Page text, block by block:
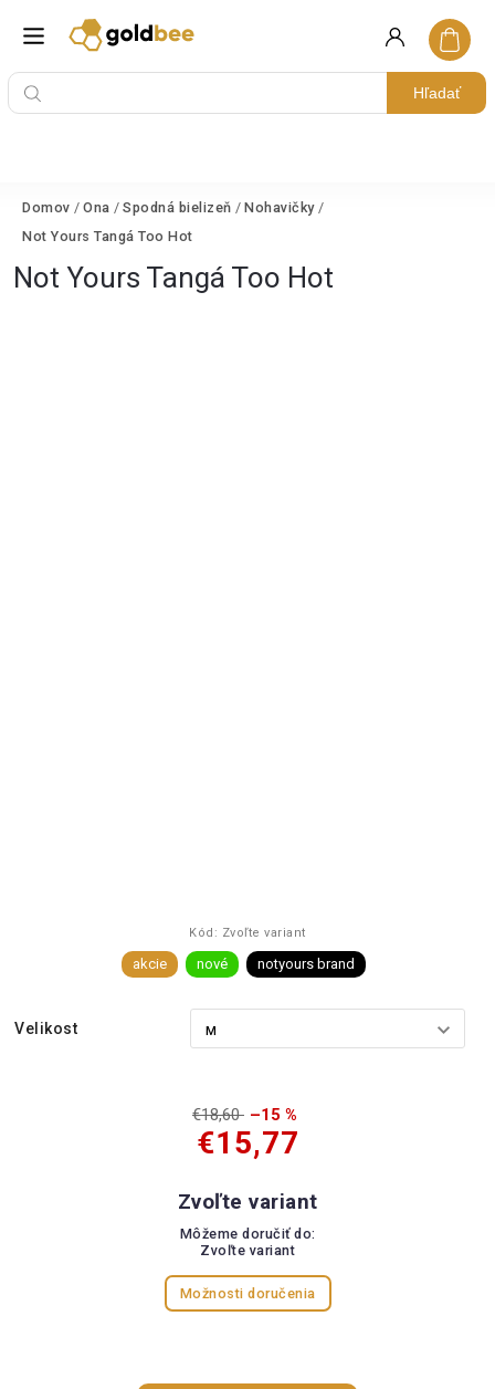
Hľadať
Domov / Ona / Spodná bielizeň / Nohavičky /
Not Yours Tangá Too Hot
Not Yours Tangá Too Hot
Kód: Zvoľte variant
akcie nové notyours brand
Velikost
€18,60 –15 %
€15,77
Zvoľte variant
Môžeme doručiť do:
Zvoľte variant
Možnosti doručenia